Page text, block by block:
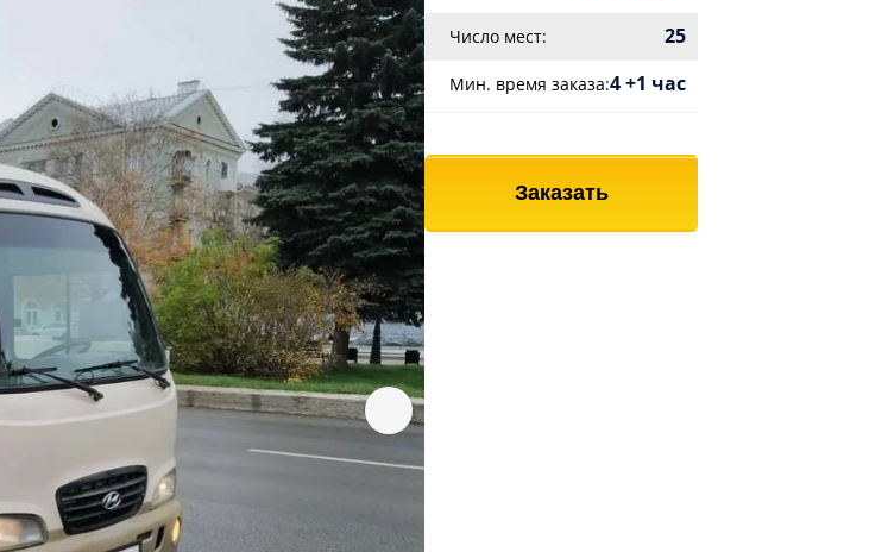
Число мест: 25
Мин. время заказа:4 +1 час
Заказать